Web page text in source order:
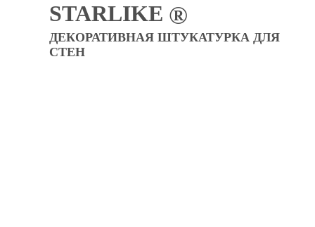
STARLIKE ®
ДЕКОРАТИВНАЯ ШТУКАТУРКА ДЛЯ
СТЕН